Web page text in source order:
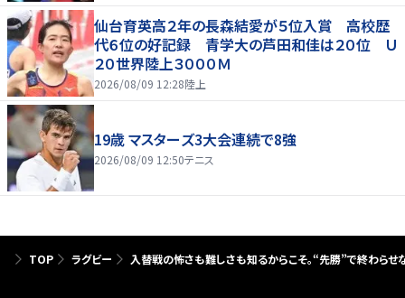
仙台育英高２年の長森結愛が５位入賞 高校歴
代６位の好記録 青学大の芦田和佳は２０位 Ｕ
２０世界陸上３０００Ｍ
2026/08/09 12:28陸上
19歳 マスターズ3大会連続で8強
2026/08/09 12:50テニス
TOP ラグビー 入替戦の怖さも難しさも知るからこそ。“先勝”で終わら